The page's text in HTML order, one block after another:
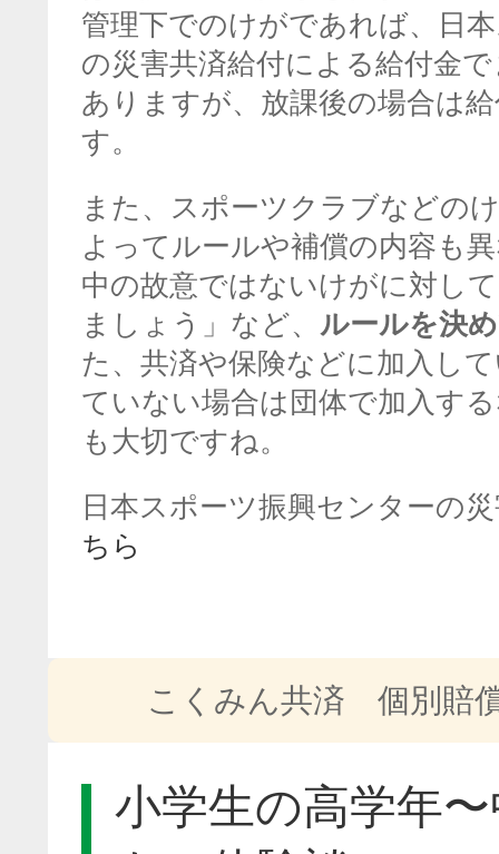
管理下でのけがであれば、日
の災害共済給付による給付金
ありますが、放課後の場合は
す。
また、スポーツクラブなどの
よってルールや補償の内容も
中の故意ではないけがに対し
ましょう」など、 ルールを決
た、共済や保険などに加入し
ていない場合は団体で加入す
も大切ですね。
日本スポーツ振興センターの
ちら
こくみん共済 個別賠
小学生の高学年